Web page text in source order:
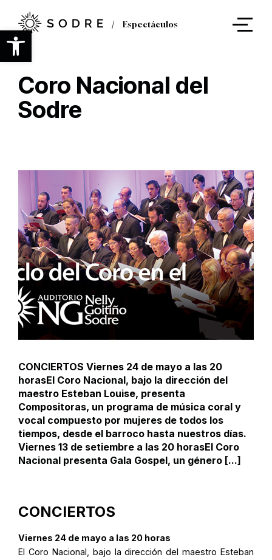
Abrir barra de herramientas
contenido
principal
Espectáculos
Coro Nacional del
Sodre
CONCIERTOS Viernes 24 de mayo a las 20
horasEl Coro Nacional, bajo la dirección del
maestro Esteban Louise, presenta
Compositoras, un programa de música coral y
vocal compuesto por mujeres de todos los
tiempos, desde el barroco hasta nuestros días.
Viernes 13 de setiembre a las 20 horasEl Coro
Nacional presenta Gala Gospel, un género [...]
CONCIERTOS
Viernes 24 de mayo a las 20 horas
El Coro Nacional, bajo la dirección del maestro Esteban